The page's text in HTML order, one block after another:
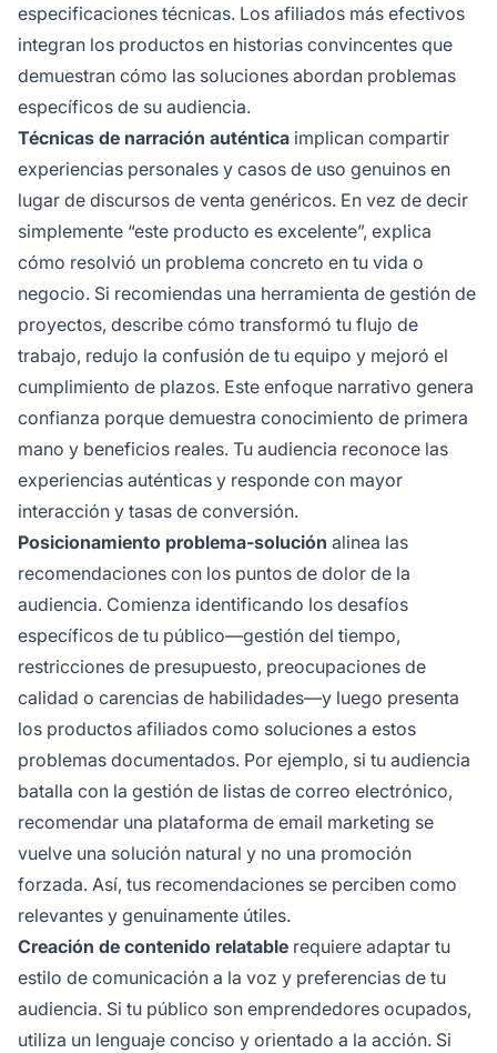
especificaciones técnicas. Los afiliados más efectivos
integran los productos en historias convincentes que
demuestran cómo las soluciones abordan problemas
específicos de su audiencia.
Técnicas de narración auténtica implican compartir
experiencias personales y casos de uso genuinos en
lugar de discursos de venta genéricos. En vez de decir
simplemente “este producto es excelente”, explica
cómo resolvió un problema concreto en tu vida o
negocio. Si recomiendas una herramienta de gestión de
proyectos, describe cómo transformó tu flujo de
trabajo, redujo la confusión de tu equipo y mejoró el
cumplimiento de plazos. Este enfoque narrativo genera
confianza porque demuestra conocimiento de primera
mano y beneficios reales. Tu audiencia reconoce las
experiencias auténticas y responde con mayor
interacción y tasas de conversión.
Posicionamiento problema-solución alinea las
recomendaciones con los puntos de dolor de la
audiencia. Comienza identificando los desafíos
específicos de tu público—gestión del tiempo,
restricciones de presupuesto, preocupaciones de
calidad o carencias de habilidades—y luego presenta
los productos afiliados como soluciones a estos
problemas documentados. Por ejemplo, si tu audiencia
batalla con la gestión de listas de correo electrónico,
recomendar una plataforma de email marketing se
vuelve una solución natural y no una promoción
forzada. Así, tus recomendaciones se perciben como
relevantes y genuinamente útiles.
Creación de contenido relatable requiere adaptar tu
estilo de comunicación a la voz y preferencias de tu
audiencia. Si tu público son emprendedores ocupados,
utiliza un lenguaje conciso y orientado a la acción. Si